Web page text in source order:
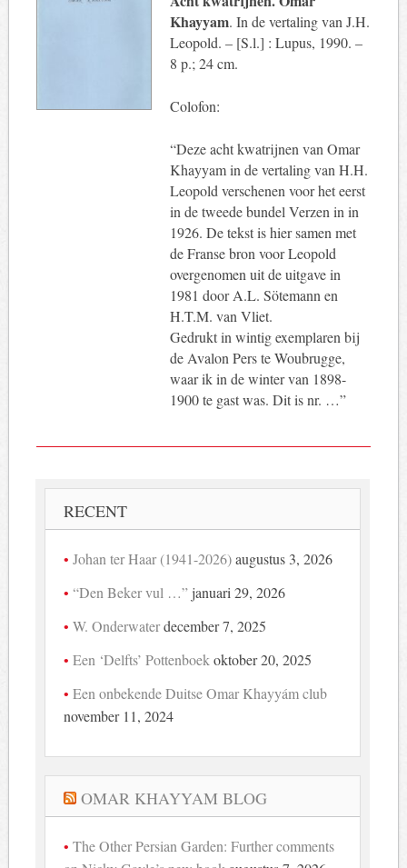
Khayyam. In de vertaling van J.H.
Leopold. – [S.l.] : Lupus, 1990. –
8 p.; 24 cm.
Colofon:
“Deze acht kwatrijnen van Omar
Khayyam in de vertaling van H.H.
Leopold verschenen voor het eerst
in de tweede bundel Verzen in in
1926. De tekst is hier samen met
de Franse bron voor Leopold
overgenomen uit de uitgave in
1981 door A.L. Sötemann en
H.T.M. van Vliet.
Gedrukt in wintig exemplaren bij
de Avalon Pers te Woubrugge,
waar ik in de winter van 1898-
1900 te gast was. Dit is nr. …”
RECENT
Johan ter Haar (1941-2026) augustus 3, 2026
“Den Beker vul …” januari 29, 2026
W. Onderwaterdecember 7, 2025
Een ‘Delfts’ Pottenboek oktober 20, 2025
Een onbekende Duitse Omar Khayyám club
november 11, 2024
OMAR KHAYYAM BLOG
The Other Persian Garden: Further comments